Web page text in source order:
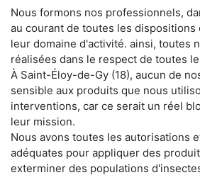
Nous formons nos professionnels,
au courant de toutes les dispositions
leur domaine d'activité. ainsi, toutes
réalisées dans le respect de toutes
À Saint-Éloy-de-Gy (18), aucun de
sensible aux produits que nous
interventions, car ce serait un réel
leur mission.
Nous avons toutes les autorisations
adéquates pour appliquer des
exterminer des populations